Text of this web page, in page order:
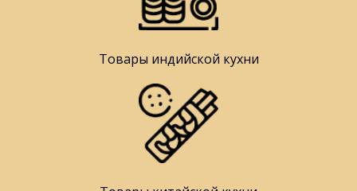
Товары индийской кухни